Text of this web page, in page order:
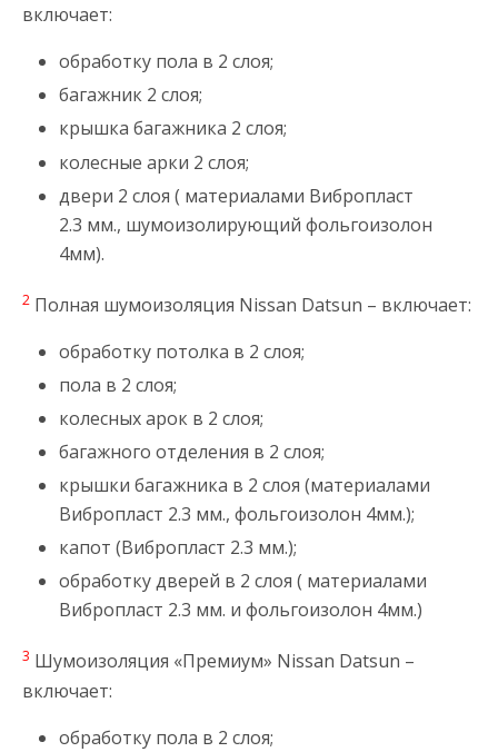
включает:
обработку пола в 2 слоя;
багажник 2 слоя;
крышка багажника 2 слоя;
колесные арки 2 слоя;
двери 2 слоя ( материалами Вибропласт
2.3 мм., шумоизолирующий фольгоизолон
4мм).
2 Полная шумоизоляция Nissan Datsun – включает:
обработку потолка в 2 слоя;
пола в 2 слоя;
колесных арок в 2 слоя;
багажного отделения в 2 слоя;
крышки багажника в 2 слоя (материалами
Вибропласт 2.3 мм., фольгоизолон 4мм.);
капот (Вибропласт 2.3 мм.);
обработку дверей в 2 слоя ( материалами
Вибропласт 2.3 мм. и фольгоизолон 4мм.)
3 Шумоизоляция «Премиум» Nissan Datsun –
включает:
обработку пола в 2 слоя;